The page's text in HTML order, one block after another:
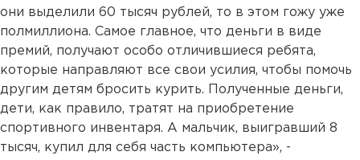
они выделили 60 тысяч рублей, то в этом гожу уже
полмиллиона. Самое главное, что деньги в виде
премий, получают особо отличившиеся ребята,
которые направляют все свои усилия, чтобы помочь
другим детям бросить курить. Полученные деньги,
дети, как правило, тратят на приобретение
спортивного инвентаря. А мальчик, выигравший 8
тысяч, купил для себя часть компьютера», -